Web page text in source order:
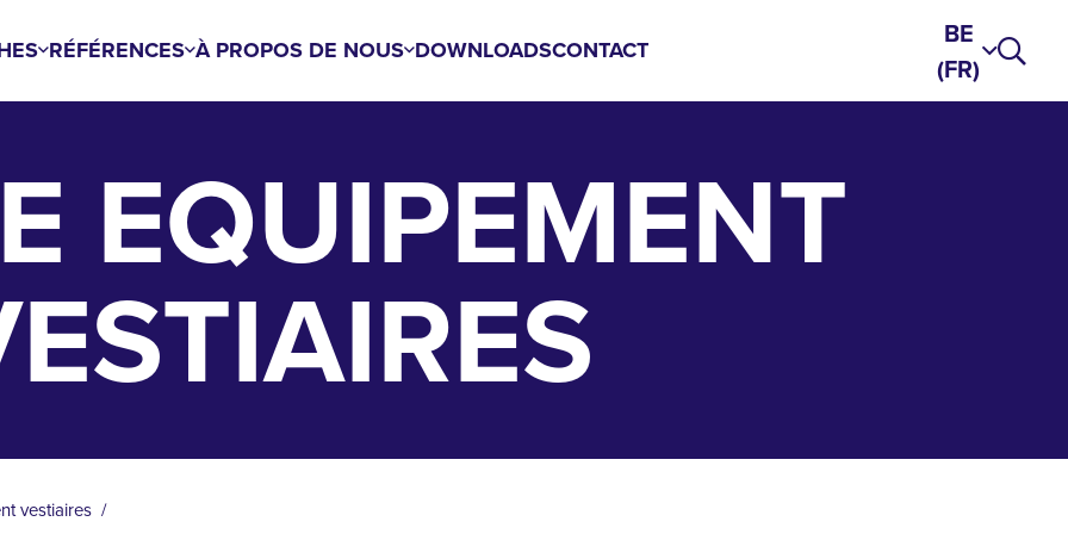
RÉFÉRENCES À PROPOS DE NOUS DOWNLOADSCONTACT
BE
(FR)
EQUIPEMENT
vestiaires